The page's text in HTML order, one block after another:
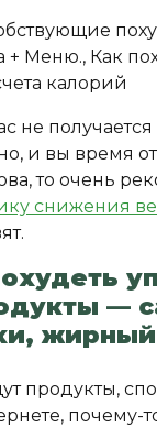
не получается
и вы время
то очень
снижения
—
жирный
продукты,
почему-